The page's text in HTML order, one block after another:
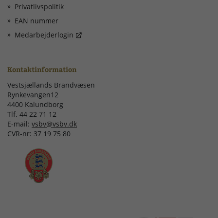
Privatlivspolitik
EAN nummer
Medarbejderlogin
Kontaktinformation
Vestsjællands Brandvæsen
Rynkevangen12
4400 Kalundborg
Tlf. 44 22 71 12
E-mail: vsbv@vsbv.dk
CVR-nr: 37 19 75 80